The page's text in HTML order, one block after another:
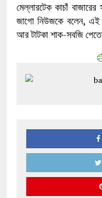
মেল্লারটেক কাচাঁ
জাগো নিউজকে বলেন, এই
আর টাটকা শাক-সবজি পেতে